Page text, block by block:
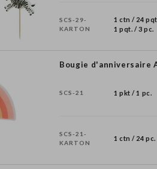
SCS-29-
KARTON
1 ctn / 24
1 pqt. / 3 pc.
Bougie d'anniversaire
SCS-21 1 pkt / 1 pc.
SCS-21-
KARTON
1 ctn / 24 pc.